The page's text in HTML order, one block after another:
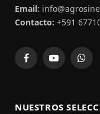
Email:
Contacto: +591
FacebookYouTube
NUESTROS